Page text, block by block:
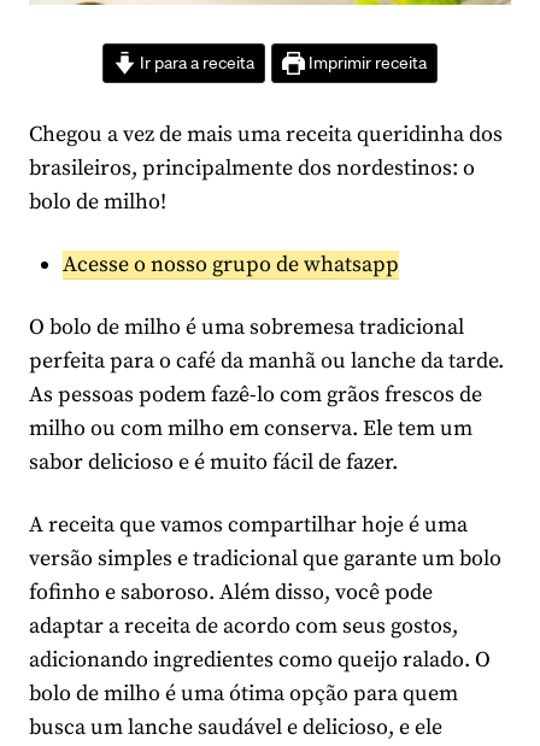
Ir para a receita Imprimir receita
Chegou a vez de mais uma receita queridinha dos
brasileiros, principalmente dos nordestinos: o
bolo de milho!
Acesse o nosso grupo de whatsapp
O bolo de milho é uma sobremesa tradicional
perfeita para o café da manhã ou lanche da tarde.
As pessoas podem fazê-lo com grãos frescos de
milho ou com milho em conserva. Ele tem um
sabor delicioso e é muito fácil de fazer.
A receita que vamos compartilhar hoje é uma
versão simples e tradicional que garante um bolo
fofinho e saboroso. Além disso, você pode
adaptar a receita de acordo com seus gostos,
adicionando ingredientes como queijo ralado. O
bolo de milho é uma ótima opção para quem
busca um lanche saudável e delicioso, e ele